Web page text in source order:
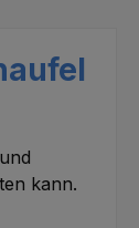
kann.